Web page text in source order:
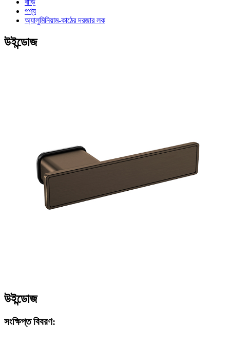
বাড়ি
পণ্য
অ্যালুমিনিয়াম-কাঠের দরজার লক
উইন্ডোজ
উইন্ডোজ
সংক্ষিপ্ত বিবরণ: